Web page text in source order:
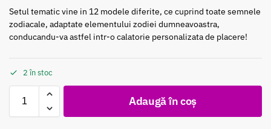
Setul tematic vine in 12 modele diferite, ce cuprind toate semnele
zodiacale, adaptate elementului zodiei dumneavoastra,
conducandu-va astfel intr-o calatorie personalizata de placere!
2 în stoc
Adaugă în coș